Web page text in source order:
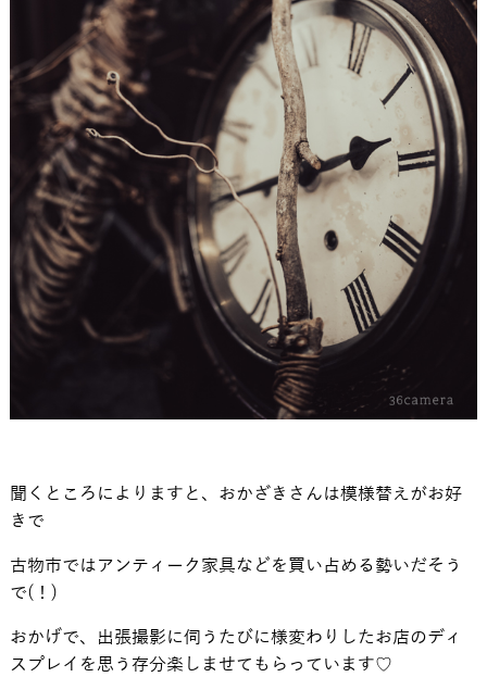
聞くところによりますと、おかざきさんは模様替えがお好
きで
古物市ではアンティーク家具などを買い占める勢いだそう
で(！)
おかげで、出張撮影に伺うたびに様変わりしたお店のディ
スプレイを思う存分楽しませてもらっています♡